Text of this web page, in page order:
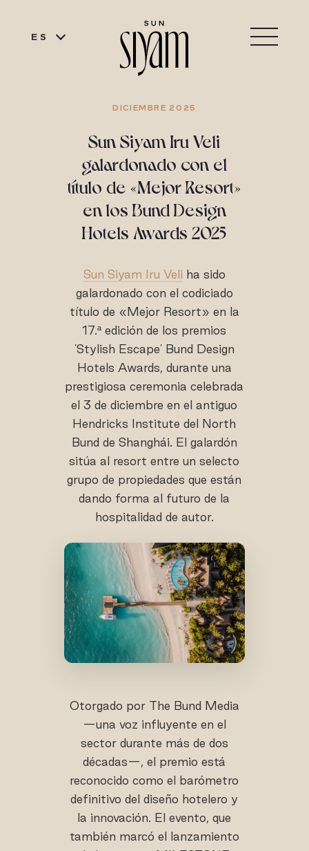
ES
DICIEMBRE 2025
Sun Siyam Iru Veli
galardonado con el
título de «Mejor Resort»
en los Bund Design
Hotels Awards 2025
Sun Siyam Iru Veli ha sido
galardonado con el codiciado
título de «Mejor Resort» en la
17.ª edición de los premios
'Stylish Escape' Bund Design
Hotels Awards, durante una
prestigiosa ceremonia celebrada
el 3 de diciembre en el antiguo
Hendricks Institute del North
Bund de Shanghái. El galardón
sitúa al resort entre un selecto
grupo de propiedades que están
dando forma al futuro de la
hospitalidad de autor.
Otorgado por The Bund Media
—una voz influyente en el
sector durante más de dos
décadas—, el premio está
reconocido como el barómetro
definitivo del diseño hotelero y
la innovación. El evento, que
también marcó el lanzamiento